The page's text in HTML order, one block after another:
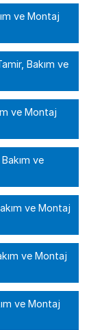
ve Montaj
Bakım ve
ve Montaj
ve
ve Montaj
ve Montaj
ve Montaj